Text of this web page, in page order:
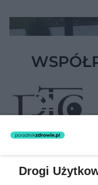
Drogi